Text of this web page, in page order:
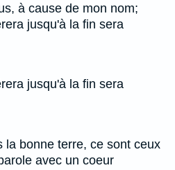
à cause de mon nom;
jusqu'à la fin sera
jusqu'à la fin sera
la bonne terre, ce sont ceux
avec un coeur